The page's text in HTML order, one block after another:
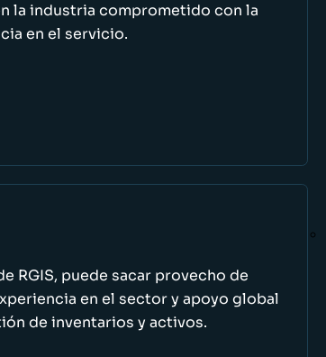
la industria comprometido con la
en el servicio.
RGIS, puede sacar provecho de
en el sector y apoyo global
de inventarios y activos.